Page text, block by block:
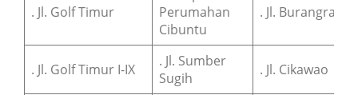
. Jl. Golf Timur
Perumahan
Cibuntu
. Jl. Burangrang
. Jl. Golf Timur I-IX
. Jl. Sumber
Sugih
. Jl. Cikawao